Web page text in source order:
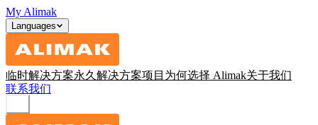
My Alimak
Languages
临时解决方案永久解决方案项目 为何选择 Alimak关于我们
联系我们